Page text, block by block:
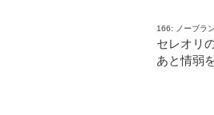
166: ノーブラ
セレオリ
あと情弱